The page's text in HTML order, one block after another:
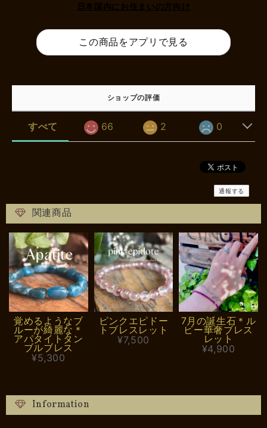
日本国内にお住まいの方向け
この商品をアプリで見る
ショップの評価
すべて 66 2 0
通報する
関連商品
覚めるようなブ
ルーが綺麗な＊
アパタイトタン
ブルブレス
¥5,300
ピンクエピドー
トブレスレット
¥7,500
7月の誕生石＊ル
ビー華奢ブレス
レット
¥4,900
Information